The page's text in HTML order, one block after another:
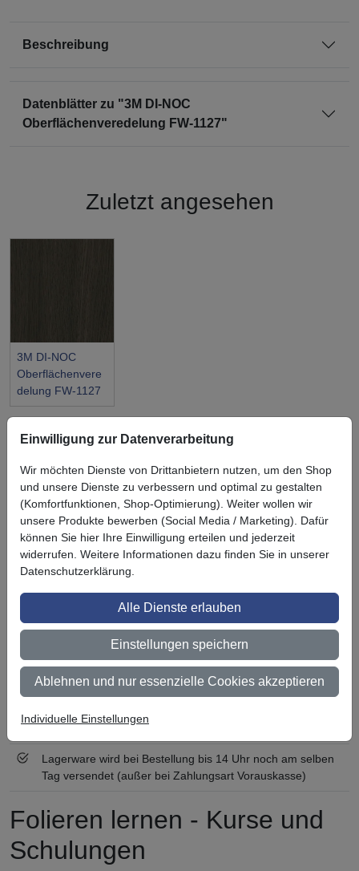
Beschreibung
Datenblätter zu "3M DI-NOC
Oberflächenveredelung FW-1127"
Zuletzt angesehen
3M DI-NOC
Oberflächenvere
delung FW-1127
Symbol
Vorteil
Ihre Vorteile bei uns
3M BestPartner Commercial Solutions
Preisschutz für unsere Kunden
Ab 300 € Nettowarenwert versandkostenfrei (innerhalb
Deutschland)
Zertifiziert nach ISO 9001
Qualifizierter Fachhändler
Lagerware wird bei Bestellung bis 14 Uhr noch am selben
Tag versendet (außer bei Zahlungsart Vorauskasse)
Folieren lernen - Kurse und
Schulungen
Einwilligung zur Datenverarbeitung
Wir möchten Dienste von Drittanbietern nutzen, um den Shop
und unsere Dienste zu verbessern und optimal zu gestalten
(Komfortfunktionen, Shop-Optimierung). Weiter wollen wir
unsere Produkte bewerben (Social Media / Marketing). Dafür
können Sie hier Ihre Einwilligung erteilen und jederzeit
widerrufen. Weitere Informationen dazu finden Sie in unserer
Datenschutzerklärung.
Alle Dienste erlauben
Einstellungen speichern
Ablehnen und nur essenzielle Cookies akzeptieren
Individuelle Einstellungen